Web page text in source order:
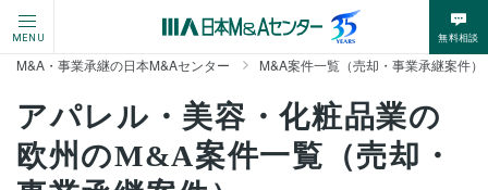
MENU 無料相談
M&A・事業承継の日本M&Aセンター M&A案件一覧（売却・事業承継案件）
アパレル・美容・化粧品業の
欧州のM&A案件一覧（売却・